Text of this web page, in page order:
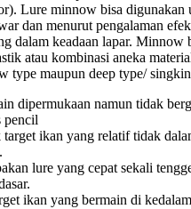
Lure minnow bisa digunakan
dan menurut pengalaman
dalam keadaan lapar. Minnow
atau kombinasi aneka
type maupun deep type/
dipermukaan namun tidak
pencil
ikan yang relatif tidak
lure yang cepat sekali
ikan yang bermain di